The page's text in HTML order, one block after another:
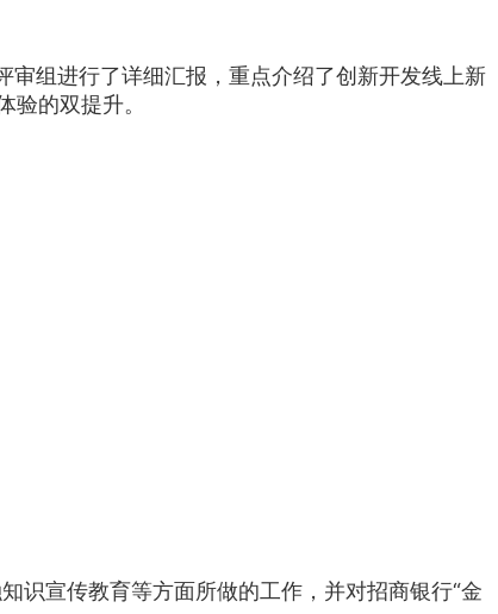
组进行了详细汇报，重点介绍了创新开发线上新
的双提升。
宣传教育等方面所做的工作，并对招商银行“金